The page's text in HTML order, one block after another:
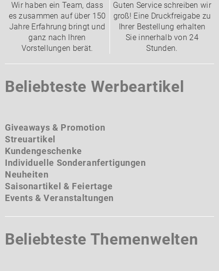
Wir haben ein Team, dass
es zusammen auf über 150
Jahre Erfahrung bringt und
ganz nach Ihren
Vorstellungen berät.
Guten Service schreiben wir
groß! Eine Druckfreigabe zu
Ihrer Bestellung erhalten
Sie innerhalb von 24
Stunden.
Beliebteste Werbeartikel
Giveaways & Promotion
Streuartikel
Kundengeschenke
Individuelle Sonderanfertigungen
Neuheiten
Saisonartikel & Feiertage
Events & Veranstaltungen
Beliebteste Themenwelten